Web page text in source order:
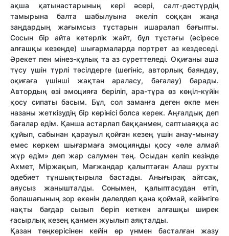
ақша қатынастарының кері әсері, салт-дәстүрдің
тамырына балта шабылуына әкеліп соққан жаңа
заңдардың жағымсыз тұстарын ишаралап бағыпты.
Сосын бір айта кетерлік жайт, бұл тұстағы (әсіресе
алғашқы кезеңде) шығармаларда портрет аз кездеседі.
Әрекет пен мінез-құлық та аз суреттеледі. Оқиғаны аша
түсу үшін түрлі тәсілдерге (шегініс, авторлық баяндау,
оқиғаға үшінші жақтан араласу, бағалау) барады.
Автордың өзі эмоцияға беріліп, ара-тұра өз көңіл-күйін
қосу сипаты басым. Бұл, сол заманға деген өкпе мен
назаны жеткізудің бір көрінісі болса керек. Аңғалдық деп
бағалар едім. Қанша астарлап баққанмен, саптыаяққа ас
құйып, сабынан қарауыл қойған кезең үшін анау-мынау
емес көркем шығармаға эмоцияңды қосу «өле алмай
жүр едім» деп жар салумен тең. Осыдан келіп кезінде
Ахмет, Міржақып, Мағжандар қалыптаған Алаш рухты
әдебиет тұншықтырыла бастады. Анығырақ айтсақ,
аяусыз жанышталды. Сонымен, қалыптасудан өтіп,
болашағының зор екенін дәлелдеп қана қоймай, кейінгіге
нақты бағдар сызып беріп кеткен алғашқы ширек
ғасырлық кезең қанмен жуылып аяқталды.
Қазан төңкерісінен кейін өр үнмен басталған жазу